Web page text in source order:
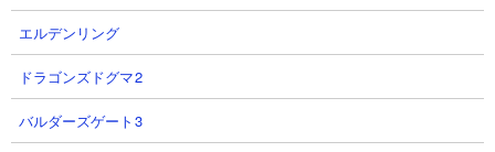
エルデンリング
ドラゴンズドグマ2
バルダーズゲート3